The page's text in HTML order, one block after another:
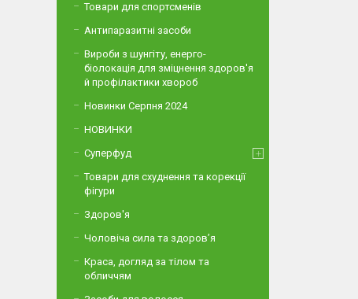
Товари для спортсменів
Антипаразитні засоби
Вироби з шунгіту, енерго-
біолокація для зміцнення здоров'я
й профілактики хвороб
Новинки Серпня 2024
НОВИНКИ
Суперфуд
Товари для схуднення та корекції
фігури
Здоров'я
Чоловіча сила та здоров’я
Краса, догляд за тілом та
обличчям